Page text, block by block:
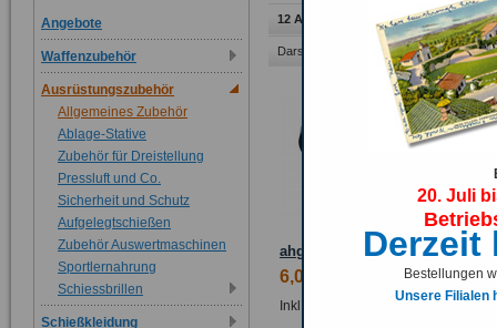
12 Artikel
Darstellung als: Raster Liste
ahg SAFETY BOX
6,00 €
Inkl. 19% MwSt.
Wiha
Angebote
Waffenzubehör
Ausrüstungszubehör
Allgemeines Zubehör
Ablage-Stative
Zubehör für Dreistellung
Pressluft und Co.
Sicherheit und Schutz
Aufgelegtschießen
Zubehör Auswertmaschinen
Sportlernahrung
Schiessbrillen
Schießkleidung
20. Juli
Derzeit
Bestellungen
Unsere Filialen